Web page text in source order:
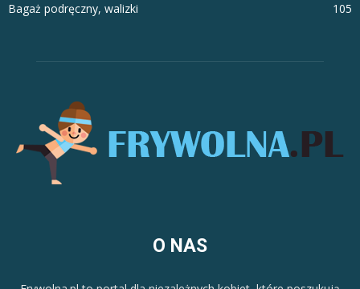
Bagaż podręczny, walizki
105
O NAS